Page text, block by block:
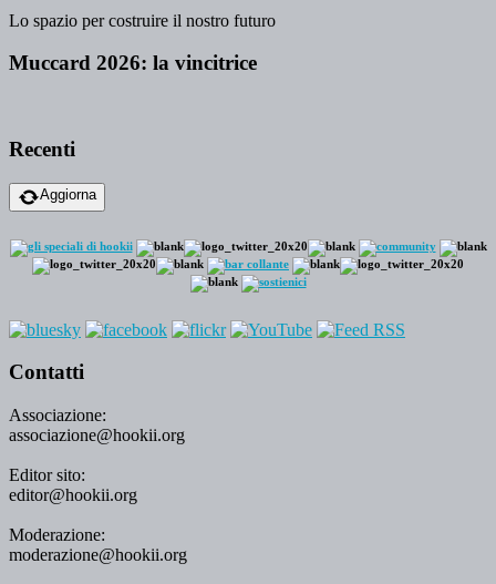
Lo spazio per costruire il nostro futuro
Muccard 2026: la vincitrice
Recenti
Aggiorna
Contatti
Associazione:
associazione@hookii.org
Editor sito:
editor@hookii.org
Moderazione:
moderazione@hookii.org